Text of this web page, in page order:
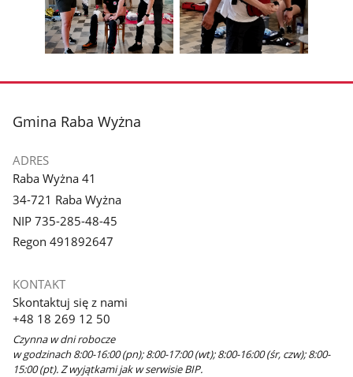
poprzednie
zdjęcia
z
galerii.
z
galerii.
galerii.
stopka
Gmina Raba Wyżna
ADRES
Raba Wyżna 41
34-721 Raba Wyżna
NIP 735-285-48-45
Regon 491892647
KONTAKT
Skontaktuj się z nami
+48 18 269 12 50
Czynna w dni robocze
w godzinach 8:00-16:00 (pn); 8:00-17:00 (wt); 8:00-16:00 (śr, czw); 8:00-
15:00 (pt). Z wyjątkami jak w serwisie BIP.